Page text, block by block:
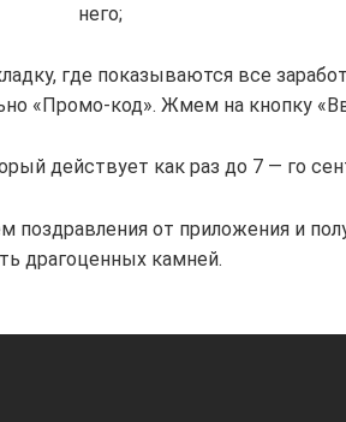
него;
где показываются все
«Промо-код». Жмем на кнопку
действует как раз до 7 — го
поздравления от приложения и
драгоценных камней.